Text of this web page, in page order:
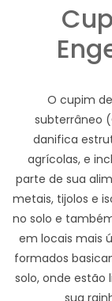
O cupim
subterrâneo
danifica
agrícolas, e
parte de sua
metais, tijolos e
no solo e
em locais mais
formados
solo, onde estão
sua